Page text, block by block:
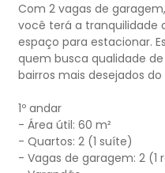
Com 2 vagas de
você terá a tranquilidade
espaço para estacionar.
quem busca qualidade
bairros mais desejados do
1º andar
- Área útil: 60 m²
- Quartos: 2 (1 suíte)
- Vagas de garagem: 2 (1